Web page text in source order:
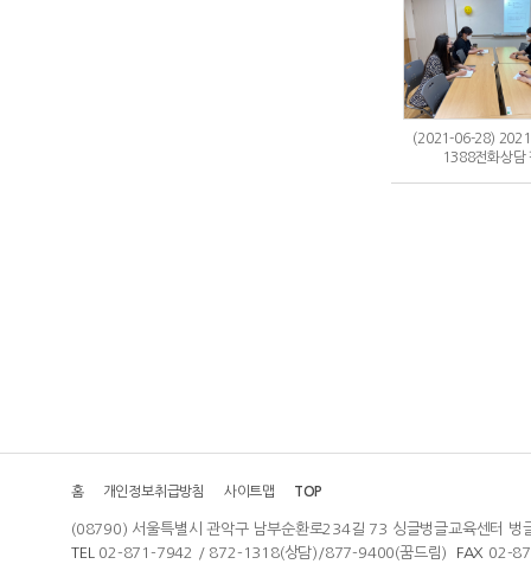
(2021-06-28) 2021
1388전화상담
홈 개인정보취급방침 사이트맵 TOP
(08790) 서울특별시 관악구 남부순환로234길 73 싱글벙글교육센터 벙
TEL
02-871-7942 / 872-1318(상담)/877-9400(꿈드림) FAX 02-